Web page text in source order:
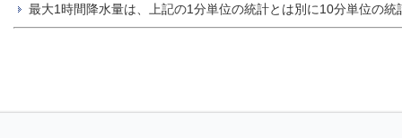
最大1時間降水量は、上記の1分単位の統計とは別に10分単位の